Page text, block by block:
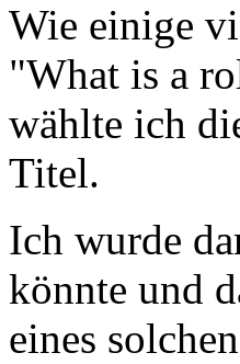
Wie einige
"What is a
wählte ich
Titel.
Ich wurde
könnte und
eines